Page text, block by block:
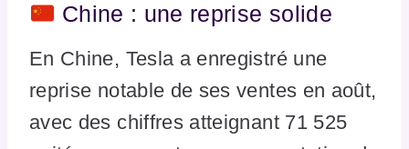
Chine : une reprise solide
En Chine, Tesla a enregistré une
reprise notable de ses ventes en août,
avec des chiffres atteignant 71 525